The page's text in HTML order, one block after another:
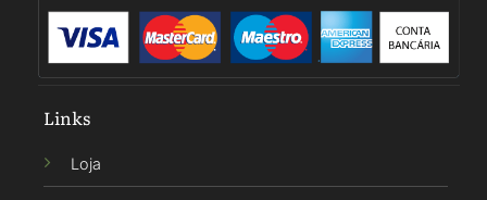
Links
Loja